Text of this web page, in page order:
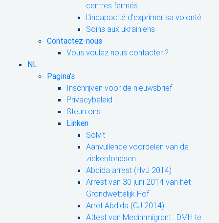
centres fermés
L’incapacité d’exprimer sa volonté
Soins aux ukrainiens
Contactez-nous
Vous voulez nous contacter ?
NL
Pagina’s
Inschrijven voor de nieuwsbrief
Privacybeleid
Steun ons
Linken
Solvit
Aanvullende voordelen van de
ziekenfondsen
Abdida arrest (HvJ 2014)
Arrest van 30 juni 2014 van het
Grondwettelijk Hof
Arret Abdida (CJ 2014)
Attest van Medimmigrant : DMH te